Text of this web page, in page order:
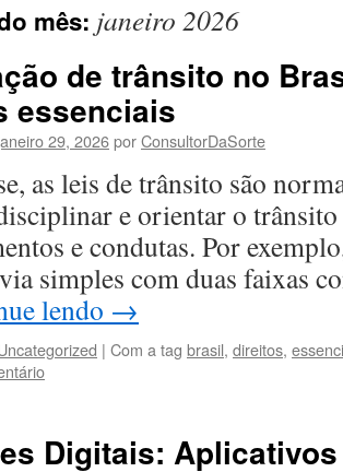
mês: janeiro 2026
de trânsito no
essenciais
29, 2026porConsultorDaSorte
as leis de trânsito são
e orientar o
e condutas. Por
simples com duas faixas
lendo →
| Com a tag brasil, direitos,
Digitais: